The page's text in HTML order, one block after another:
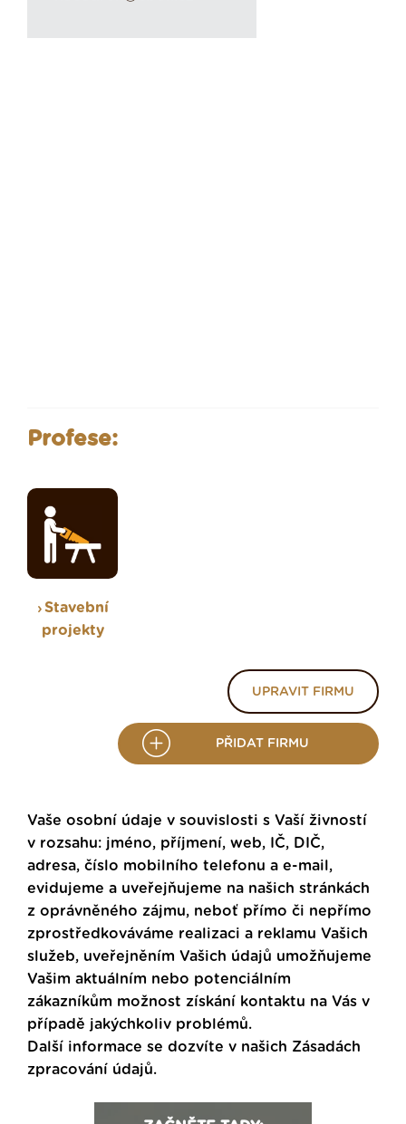
Profese:
Stavební
projekty
UPRAVIT FIRMU
PŘIDAT FIRMU
Vaše osobní údaje v souvislosti s Vaší živností
v rozsahu: jméno, příjmení, web, IČ, DIČ,
adresa, číslo mobilního telefonu a e-mail,
evidujeme a uveřejňujeme na našich stránkách
z oprávněného zájmu, neboť přímo či nepřímo
zprostředkováváme realizaci a reklamu Vašich
služeb, uveřejněním Vašich údajů umožňujeme
Vašim aktuálním nebo potenciálním
zákazníkům možnost získání kontaktu na Vás v
případě jakýchkoliv problémů.
Další informace se dozvíte v našich Zásadách
zpracování údajů.